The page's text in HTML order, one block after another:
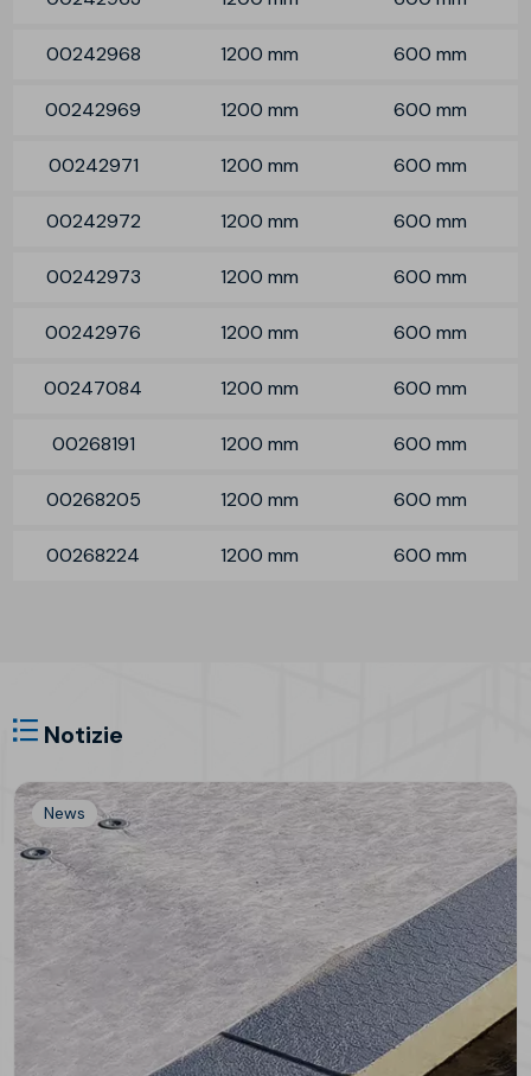
00242968 1200 mm 600 mm
00242969 1200 mm 600 mm
00242971 1200 mm 600 mm
00242972 1200 mm 600 mm
00242973 1200 mm 600 mm
00242976 1200 mm 600 mm
00247084 1200 mm 600 mm
00268191 1200 mm 600 mm
00268205 1200 mm 600 mm
00268224 1200 mm 600 mm
Notizie
News